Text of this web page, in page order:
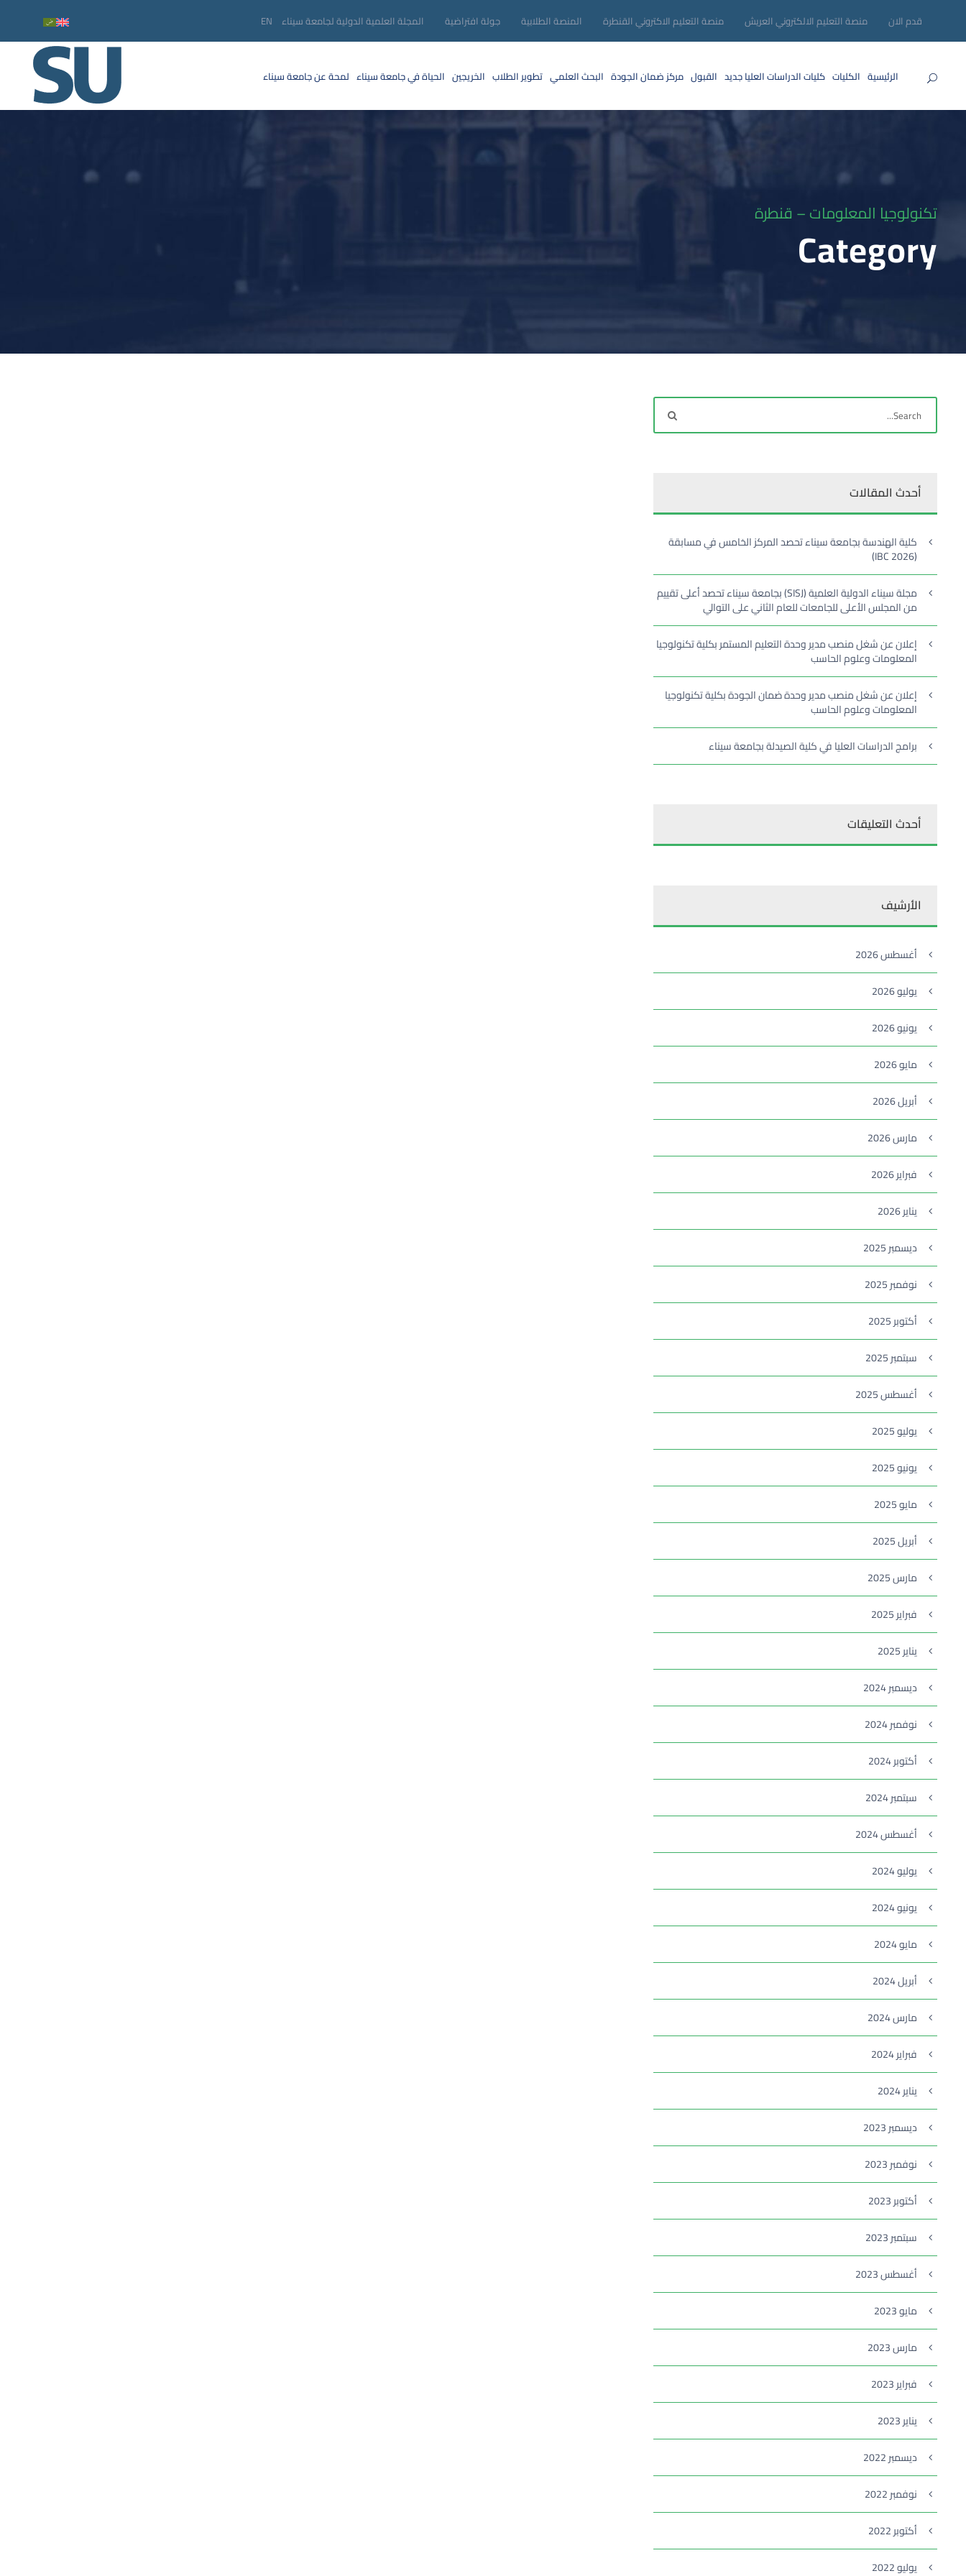
قدم الان منصة التعليم الالكتروني العريش منصة التعليم الاكتروني القنطرة المنصة الطلابية جولة افتراضية المجلة العلمية الدولية لجامعة سيناء EN
الرئيسية الكليات كليات الدراسات العلياجديد القبول مركز ضمان الجودة البحث العلمي تطوير الطلاب الخريجين الحياة في جامعة سيناء لمحة عن جامعة سيناء
تكنولوجيا المعلومات – قنطرة
Category
أحدث المقالات
كلية الهندسة بجامعة سيناء تحصد المركز الخامس في مسابقة
(IBC 2026)
مجلة سيناء الدولية العلمية (SISJ) بجامعة سيناء تحصد أعلى تقييم
من المجلس الأعلى للجامعات للعام الثاني على التوالي
إعلان عن شغل منصب مدير وحدة التعليم المستمر بكلية تكنولوجيا
المعلومات وعلوم الحاسب
إعلان عن شغل منصب مدير وحدة ضمان الجودة بكلية تكنولوجيا
المعلومات وعلوم الحاسب
برامج الدراسات العليا في كلية الصيدلة بجامعة سيناء
أحدث التعليقات
الأرشيف
أغسطس 2026
يوليو 2026
يونيو 2026
مايو 2026
أبريل 2026
مارس 2026
فبراير 2026
يناير 2026
ديسمبر 2025
نوفمبر 2025
أكتوبر 2025
سبتمبر 2025
أغسطس 2025
يوليو 2025
يونيو 2025
مايو 2025
أبريل 2025
مارس 2025
فبراير 2025
يناير 2025
ديسمبر 2024
نوفمبر 2024
أكتوبر 2024
سبتمبر 2024
أغسطس 2024
يوليو 2024
يونيو 2024
مايو 2024
أبريل 2024
مارس 2024
فبراير 2024
يناير 2024
ديسمبر 2023
نوفمبر 2023
أكتوبر 2023
سبتمبر 2023
أغسطس 2023
مايو 2023
مارس 2023
فبراير 2023
يناير 2023
ديسمبر 2022
نوفمبر 2022
أكتوبر 2022
يوليو 2022